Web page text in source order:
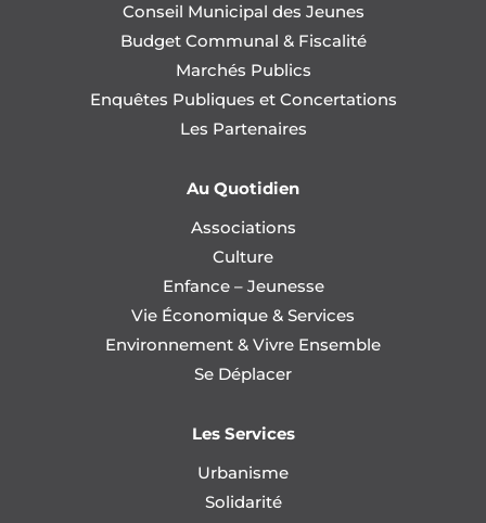
Conseil Municipal des Jeunes
Budget Communal & Fiscalité
Marchés Publics
Enquêtes Publiques et Concertations
Les Partenaires
Au Quotidien
Associations
Culture
Enfance – Jeunesse
Vie Économique & Services
Environnement & Vivre Ensemble
Se Déplacer
Les Services
Urbanisme
Solidarité